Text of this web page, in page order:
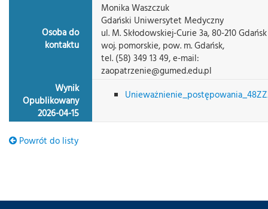
Osoba do
kontaktu
Monika Waszczuk
Gdański Uniwersytet Medyczny
ul. M. Skłodowskiej-Curie 3a, 80-210 Gdańsk
woj. pomorskie, pow. m. Gdańsk,
tel. (58) 349 13 49, e-mail:
zaopatrzenie@gumed.edu.pl
Wynik
Opublikowany
2026-04-15
Powrót do listy